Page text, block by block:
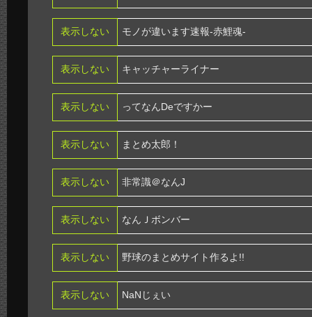
表示しない モノが違います速報-赤鯉魂-
表示しない キャッチャーライナー
表示しない ってなんDeですかー
表示しない まとめ太郎！
表示しない 非常識＠なんJ
表示しない なんＪボンバー
表示しない 野球のまとめサイト作るよ!!
表示しない NaNじぇい